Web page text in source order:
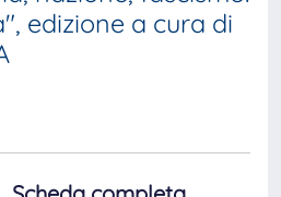
edizione a cura di